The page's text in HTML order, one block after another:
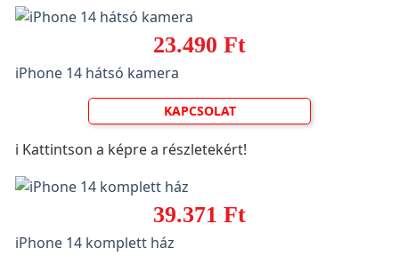
23.490 Ft
iPhone 14 hátsó kamera
KAPCSOLAT
ℹ️ Kattintson a képre a részletekért!
39.371 Ft
iPhone 14 komplett ház